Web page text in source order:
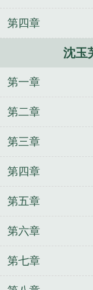
第四章
沈玉
第一章
第二章
第三章
第四章
第五章
第六章
第七章